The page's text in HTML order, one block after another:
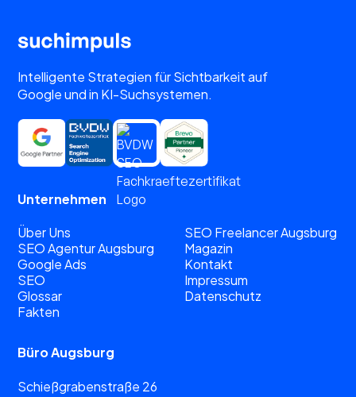
Intelligente Strategien für Sichtbarkeit auf
Google und in KI-Suchsystemen.
Unternehmen
Über Uns
SEO Agentur Augsburg
Google Ads
SEO
Glossar
Fakten
SEO Freelancer Augsburg
Magazin
Kontakt
Impressum
Datenschutz
Büro Augsburg
Schießgrabenstraße 26